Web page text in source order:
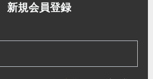
新規会員登録